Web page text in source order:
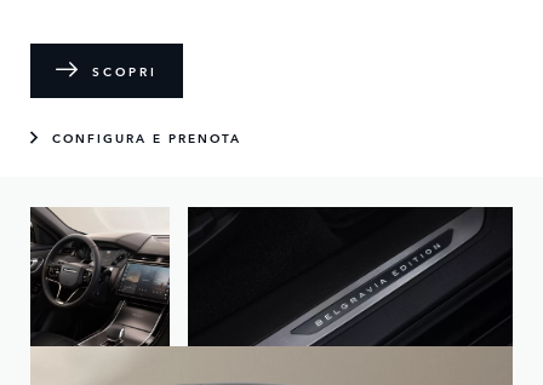
SCOPRI
CONFIGURA E PRENOTA